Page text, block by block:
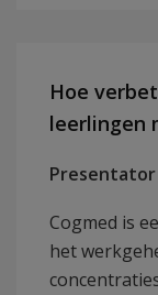
Hoe
leerlingen
Presentator
Cogmed is
het